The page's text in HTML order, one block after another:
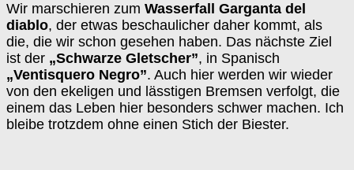
Wir marschieren zum Wasserfall Garganta del
diablo, der etwas beschaulicher daher kommt, als
die, die wir schon gesehen haben. Das nächste Ziel
ist der „Schwarze Gletscher”, in Spanisch
„Ventisquero Negro”. Auch hier werden wir wieder
von den ekeligen und lässtigen Bremsen verfolgt, die
einem das Leben hier besonders schwer machen. Ich
bleibe trotzdem ohne einen Stich der Biester.